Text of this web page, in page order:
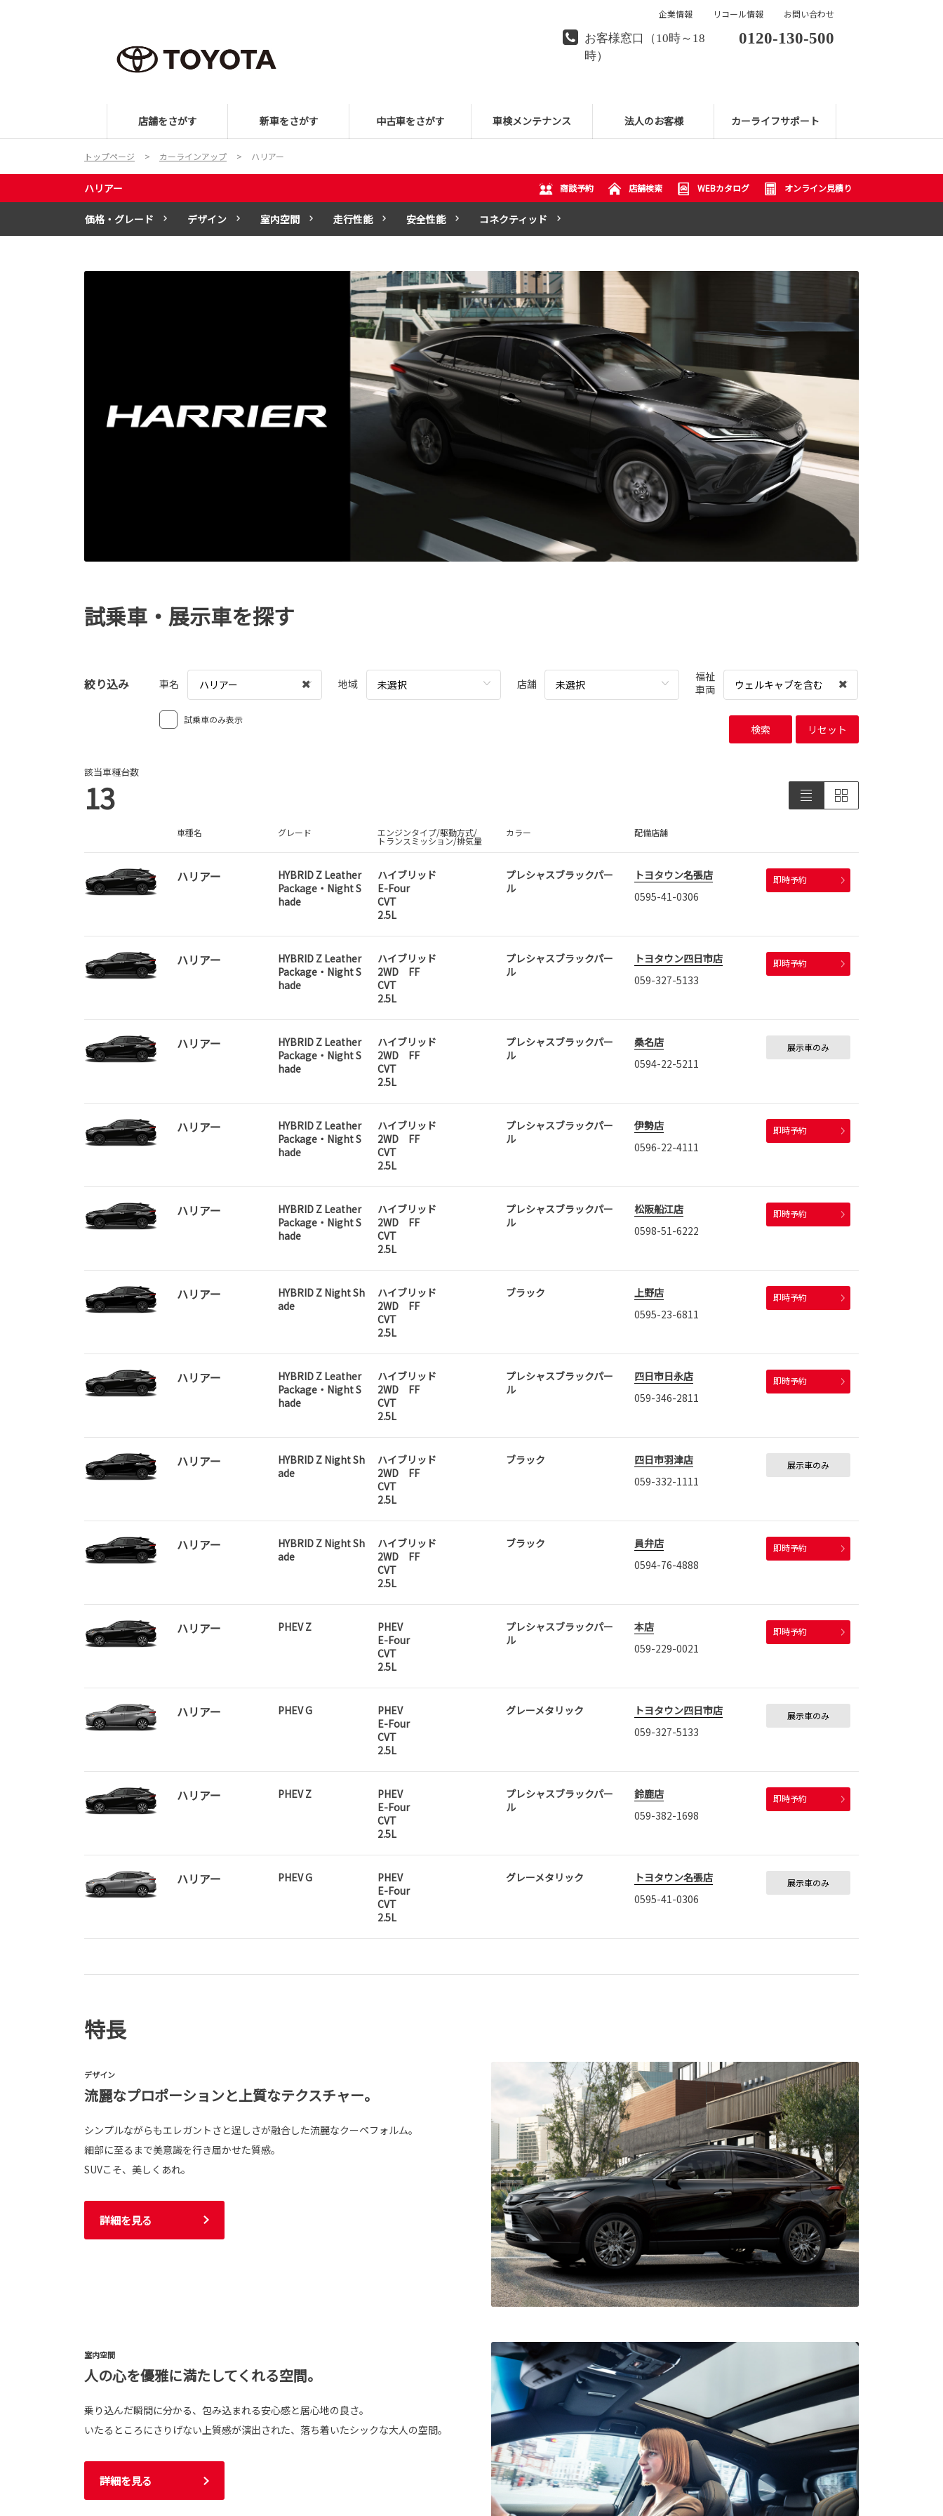
お客様窓口（10時～18
時）
0120-130-500
店舗をさがす 新車をさがす 中古車をさがす 車検メンテナンス 法人のお客様 カーライフサポート
企業情報 リコール情報 お問い合わせ
トップページ カーラインアップ ハリアー
ハリアー 商談予約 店舗検索 WEBカタログ オンライン見積り
価格・グレード デザイン 室内空間 走行性能 安全性能 コネクティッド
試乗車・展示車を探す
絞り込み 車名 ハリアー 地域 未選択 店舗 未選択
福祉
車両
ウェルキャブを含む
試乗車のみ表示
検索 リセット
該当車種台数
13
車種名 グレード エンジンタイプ/駆動方式/
トランスミッション/排気量
カラー 配備店舗
ハリアー
HYBRID Z Leather
Package・Night S
hade
ハイブリッド
E-Four
CVT
2.5L
プレシャスブラックパー
ル
トヨタウン名張店
0595-41-0306
即時予約
ハリアー
HYBRID Z Leather
Package・Night S
hade
ハイブリッド
2WD FF
CVT
2.5L
プレシャスブラックパー
ル
トヨタウン四日市店
059-327-5133
即時予約
ハリアー
HYBRID Z Leather
Package・Night S
hade
ハイブリッド
2WD FF
CVT
2.5L
プレシャスブラックパー
ル
桑名店
0594-22-5211
展示車のみ
ハリアー
HYBRID Z Leather
Package・Night S
hade
ハイブリッド
2WD FF
CVT
2.5L
プレシャスブラックパー
ル
伊勢店
0596-22-4111
即時予約
ハリアー
HYBRID Z Leather
Package・Night S
hade
ハイブリッド
2WD FF
CVT
2.5L
プレシャスブラックパー
ル
松阪船江店
0598-51-6222
即時予約
ハリアー
HYBRID Z Night Sh
ade
ハイブリッド
2WD FF
CVT
2.5L
ブラック
上野店
0595-23-6811
即時予約
ハリアー
HYBRID Z Leather
Package・Night S
hade
ハイブリッド
2WD FF
CVT
2.5L
プレシャスブラックパー
ル
四日市日永店
059-346-2811
即時予約
ハリアー
HYBRID Z Night Sh
ade
ハイブリッド
2WD FF
CVT
2.5L
ブラック
四日市羽津店
059-332-1111
展示車のみ
ハリアー
HYBRID Z Night Sh
ade
ハイブリッド
2WD FF
CVT
2.5L
ブラック
員弁店
0594-76-4888
即時予約
ハリアー PHEV Z
PHEV
E-Four
CVT
2.5L
プレシャスブラックパー
ル
本店
059-229-0021
即時予約
ハリアー PHEV G
PHEV
E-Four
CVT
2.5L
グレーメタリック
トヨタウン四日市店
059-327-5133
展示車のみ
ハリアー PHEV Z
PHEV
E-Four
CVT
2.5L
プレシャスブラックパー
ル
鈴鹿店
059-382-1698
即時予約
ハリアー PHEV G
PHEV
E-Four
CVT
2.5L
グレーメタリック
トヨタウン名張店
0595-41-0306
展示車のみ
特長
デザイン
流麗なプロポーションと上質なテクスチャー。
シンプルながらもエレガントさと逞しさが融合した流麗なクーペフォルム。
細部に至るまで美意識を行き届かせた質感。
SUVこそ、美しくあれ。
詳細を見る
室内空間
人の心を優雅に満たしてくれる空間。
乗り込んだ瞬間に分かる、包み込まれる安心感と居心地の良さ。
いたるところにさりげない上質感が演出された、落ち着いたシックな大人の空間。
詳細を見る